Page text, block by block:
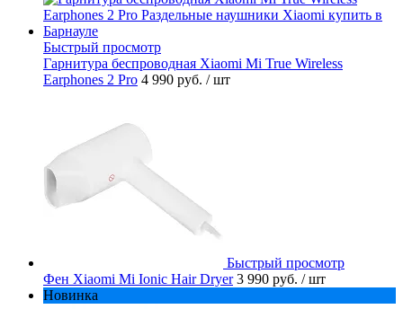
Быстрый просмотр
Гарнитура беспроводная Xiaomi Mi True Wireless
Earphones 2 Pro 4 990 руб. / шт
Быстрый просмотр
Фен Xiaomi Mi Ionic Hair Dryer 3 990 руб. / шт
Новинка